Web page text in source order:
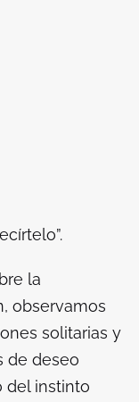
la
observamos
solitarias y
de deseo
del instinto